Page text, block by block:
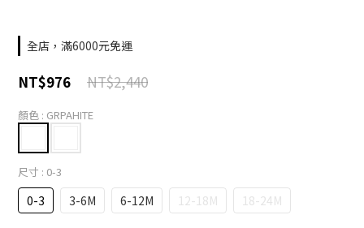
全店，滿6000元免運
NT$2,440
NT$976
顏色 : GRPAHITE
尺寸 : 0-3
0-3 3-6M 6-12M 12-18M 18-24M